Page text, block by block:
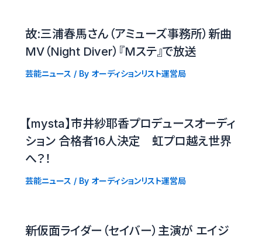
故:三浦春馬さん（アミューズ事務所）新曲
MV（Night Diver）『Mステ』で放送
芸能ニュース / By オーディションリスト運営局
【mysta】市井紗耶香プロデュースオーディ
ション 合格者16人決定 虹プロ越え世界
へ？！
芸能ニュース / By オーディションリスト運営局
新仮面ライダー（セイバー）主演が エイジ